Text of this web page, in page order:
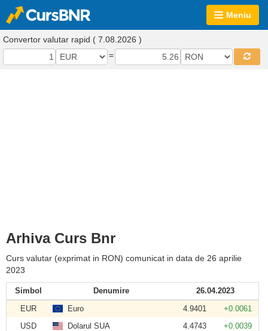
Meniu
Convertor valutar rapid ( 7.08.2026 )
=
Arhiva Curs Bnr
Curs valutar (exprimat in RON) comunicat in data de 26 aprilie
2023
Simbol Denumire
26.04.2023
EUR
Euro 4.9401
+0.0061
USD
Dolarul SUA 4.4743
+0.0039